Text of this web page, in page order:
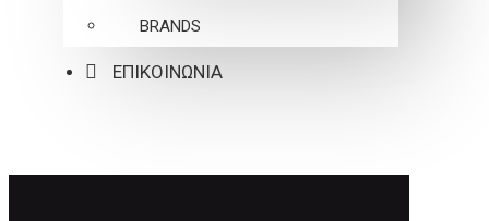
BRANDS
ΕΠΙΚΟΙΝΩΝΙΑ